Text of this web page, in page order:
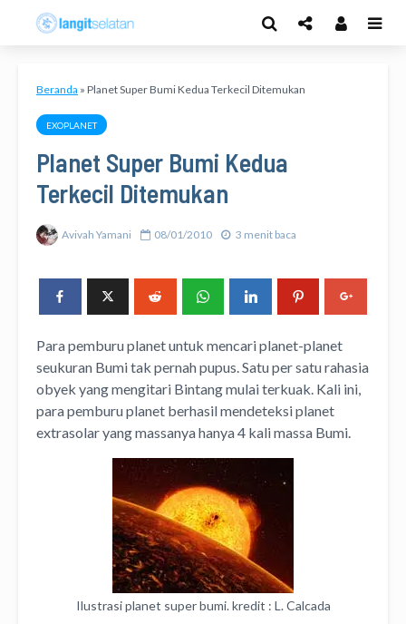
Beranda » Planet Super Bumi Kedua Terkecil Ditemukan
EXOPLANET
Planet Super Bumi Kedua
Terkecil Ditemukan
Avivah Yamani 08/01/2010 3 menit baca
Para pemburu planet untuk mencari planet-planet
seukuran Bumi tak pernah pupus. Satu per satu rahasia
obyek yang mengitari Bintang mulai terkuak. Kali ini,
para pemburu planet berhasil mendeteksi planet
extrasolar yang massanya hanya 4 kali massa Bumi.
Ilustrasi planet super bumi. kredit : L. Calcada